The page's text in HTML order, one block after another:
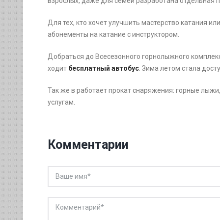
Для тех, кто хочет улучшить мастерство катания
абонементы на катание с инструктором.
Добраться до Всесезонного горнолыжного
ходит бесплатный автобус . Зима летом стала
Так же в работает прокат снаряжения: горные
услугам.
Комментарии